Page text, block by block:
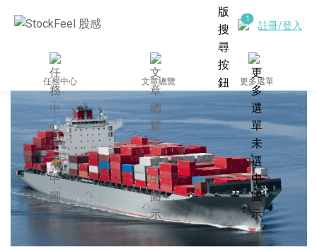
註冊/登入
任務中心 文章總覽 更多選單